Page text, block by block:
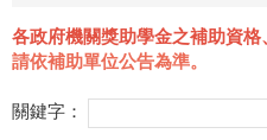
各政府機關獎助學金之補助資
請依補助單位公告為準。
關鍵字：